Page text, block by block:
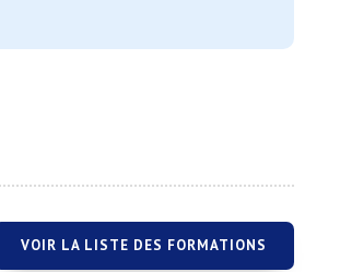
VOIR LA LISTE DES FORMATIONS